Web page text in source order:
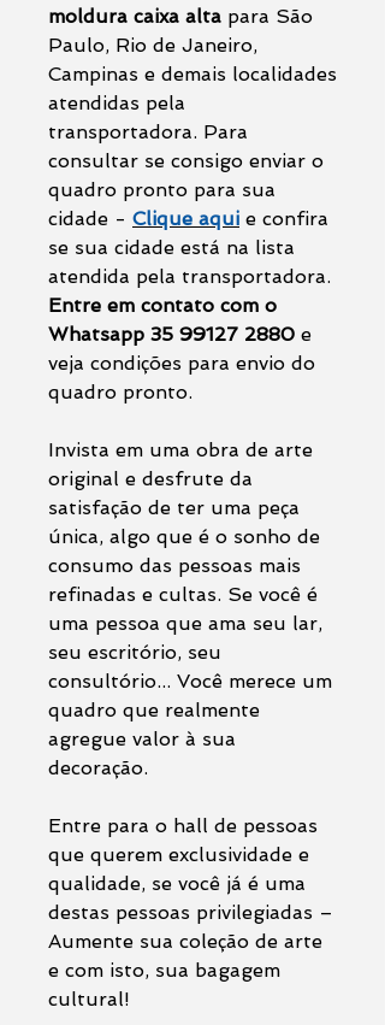
moldura caixa alta para São
Paulo, Rio de Janeiro,
Campinas e demais localidades
atendidas pela
transportadora. Para
consultar se consigo enviar o
quadro pronto para sua
cidade - Clique aqui e confira
se sua cidade está na lista
atendida pela transportadora.
Entre em contato com o
Whatsapp 35 99127 2880 e
veja condições para envio do
quadro pronto.
Invista em uma obra de arte
original e desfrute da
satisfação de ter uma peça
única, algo que é o sonho de
consumo das pessoas mais
refinadas e cultas. Se você é
uma pessoa que ama seu lar,
seu escritório, seu
consultório... Você merece um
quadro que realmente
agregue valor à sua
decoração.
Entre para o hall de pessoas
que querem exclusividade e
qualidade, se você já é uma
destas pessoas privilegiadas –
Aumente sua coleção de arte
e com isto, sua bagagem
cultural!